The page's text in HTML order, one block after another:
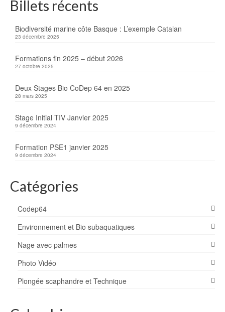
Billets récents
Biodiversité marine côte Basque : L’exemple Catalan
23 décembre 2025
Formations fin 2025 – début 2026
27 octobre 2025
Deux Stages Bio CoDep 64 en 2025
28 mars 2025
Stage Initial TIV Janvier 2025
9 décembre 2024
Formation PSE1 janvier 2025
9 décembre 2024
Catégories
Codep64
Environnement et Bio subaquatiques
Nage avec palmes
Photo Vidéo
Plongée scaphandre et Technique